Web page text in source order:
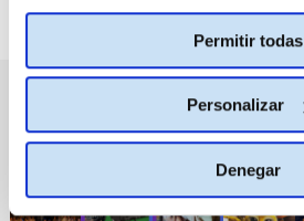
Permitir todas
Personalizar
Denegar
PRÓXIMOS ESTRENOS